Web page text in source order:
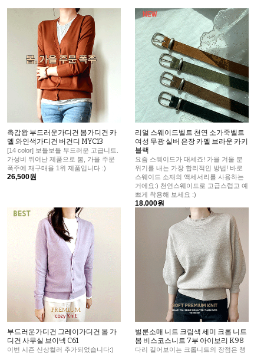
촉감왕 부드러운가디건 봄가디건 카
멜 와인색가디건 버건디 MYC13
[14 color] 보들보들 부드러운 고급니트.
가성비 뛰어난 제품으로 봄, 가을 주문
폭주에 재구매율 1위 제품입니다 :)
26,500원
리얼 스웨이드벨트 천연 소가죽벨트
여성 무광 실버 은장 카멜 브라운 카키
블랙
요즘 스웨이드가 대세죠! 가을 겨울 분
위기를 내는 가장 합리적인 방법! 바로
스웨이드 소재의 액세서리를 사용하는
거에요:) 천연스웨이드로 고급스럽고 예
쁘게 착용해 보세요 :)
18,000원
부드러운가디건 그레이가디건 봄 가
디건 사무실 브이넥 C61
이번 시즌 신상컬러 추가되었습니다:)
벌룬소매 니트 크림색 세미 크롭 니트
봄 비스코스니트 7부 아이보리 K98
다리 길어보이는 크롭니트의 장점은 챙